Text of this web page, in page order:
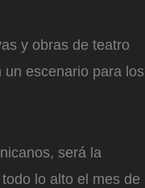
y obras de teatro
escenario para los
será la
lo alto el mes de